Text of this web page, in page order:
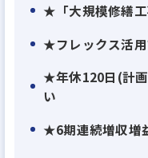
★「大規模修繕工
★フレックス活
★年休120日(計
い
★6期連続増収増